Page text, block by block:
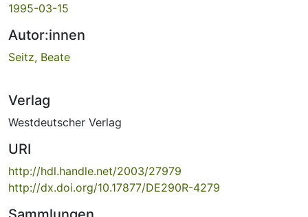
1995-03-15
Autor:innen
Seitz, Beate
Verlag
Westdeutscher Verlag
URI
http://hdl.handle.net/2003/27979
http://dx.doi.org/10.17877/DE290R-4279